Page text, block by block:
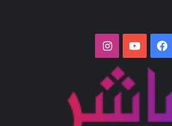
فيسبوك‫YouTubeانستقرام